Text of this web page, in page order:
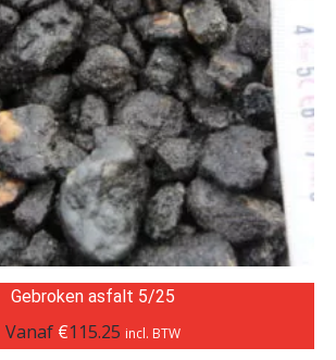
Gebroken asfalt 5/25
Vanaf €115.25 incl. BTW